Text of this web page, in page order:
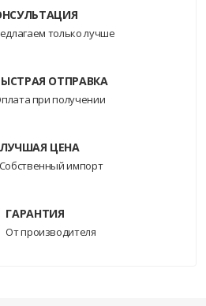
только лучше
ОТПРАВКА
при получении
ЛУЧШАЯ ЦЕНА
Собственный импорт
ГАРАНТИЯ
От производителя